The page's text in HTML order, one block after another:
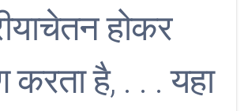
होकर
करता है, . . . यहा